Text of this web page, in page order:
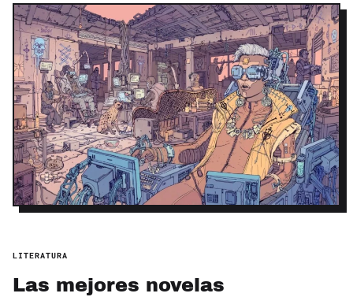
LITERATURA
Las mejores novelas